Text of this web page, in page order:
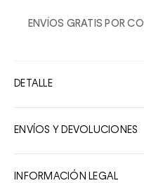
2ENVÍOS GRATIS POR
DETALLE
ENVÍOS Y DEVOLUCIONES
INFORMACIÓN LEGAL